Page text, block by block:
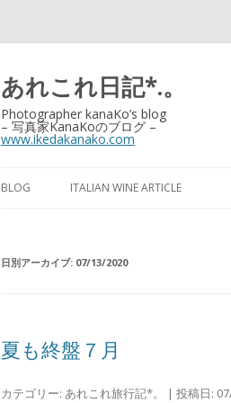
あれこれ日記*.。
Photographer kanaKo’s blog
– 写真家KanaKoのブログ –
www.ikedakanako.com
BLOG ITALIAN WINE ARTICLE
日別アーカイブ: 07/13/2020
夏も終盤７月
カテゴリー: あれこれ旅行記*。 | 投稿日: